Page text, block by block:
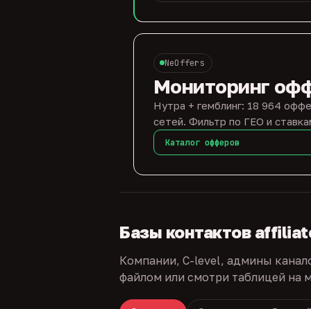
NeOffers
Мониторинг
Нутра + гемблинг: 18 964
сетей. Фильтр по ГЕО и
Каталог офферов
Базы контактов
Компании, C-level, админы
файлом или смотри таблицей на